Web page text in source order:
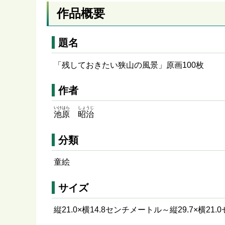
作品概要
題名
「残しておきたい狭山の風景」原画100枚
作者
池原
いけはら
昭治
しょうじ
分類
童絵
サイズ
縦21.0×横14.8センチメートル～縦29.7×横21.0